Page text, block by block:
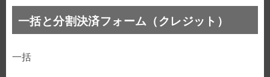
一括と分割決済フォーム（クレジット）
一括